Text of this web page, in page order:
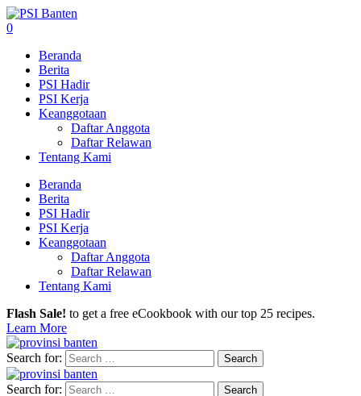
0
Beranda
Berita
PSI Hadir
PSI Kerja
Keanggotaan
Daftar Anggota
Daftar Relawan
Tentang Kami
Beranda
Berita
PSI Hadir
PSI Kerja
Keanggotaan
Daftar Anggota
Daftar Relawan
Tentang Kami
Flash Sale! to get a free eCookbook with our top 25 recipes.
Learn More
Search for:
Search for: